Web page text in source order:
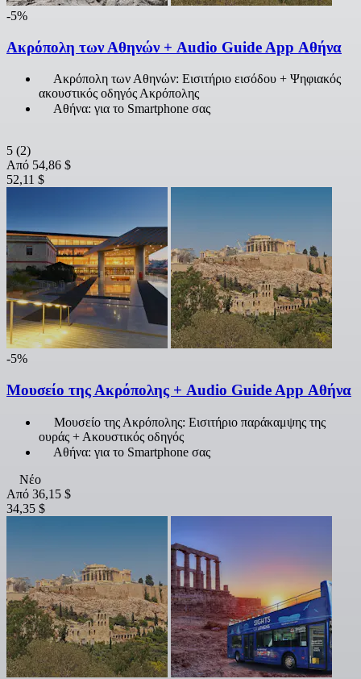
-5%
Ακρόπολη των Αθηνών + Audio Guide App Αθήνα
Ακρόπολη των Αθηνών: Εισιτήριο εισόδου + Ψηφιακός
ακουστικός οδηγός Ακρόπολης
Αθήνα: για το Smartphone σας
5 (2)
Από 54,86 $
52,11 $
-5%
Μουσείο της Ακρόπολης + Audio Guide App Αθήνα
Μουσείο της Ακρόπολης: Εισιτήριο παράκαμψης της
ουράς + Ακουστικός οδηγός
Αθήνα: για το Smartphone σας
Νέο
Από 36,15 $
34,35 $